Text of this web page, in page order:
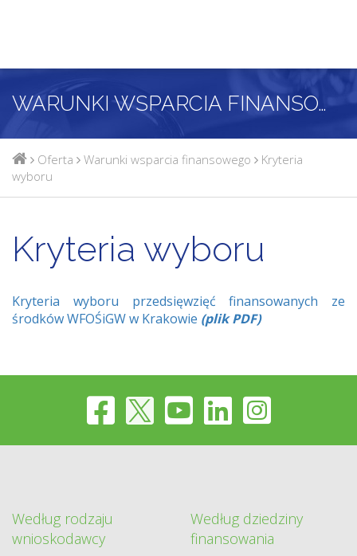
WARUNKI WSPARCIA FINANSOWEGO
Oferta Warunki wsparcia finansowego
Kryteria
wyboru
Kryteria wyboru
Kryteria wyboru przedsięwzięć finansowanych ze
środków WFOŚiGW w Krakowie (plik PDF)
Według rodzaju
wnioskodawcy
Według dziedziny
finansowania